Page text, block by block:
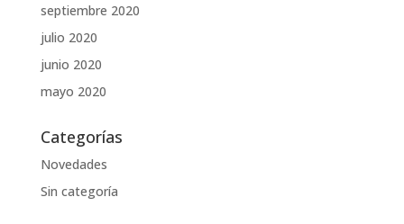
septiembre 2020
julio 2020
junio 2020
mayo 2020
Categorías
Novedades
Sin categoría